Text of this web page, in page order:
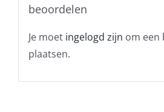
beoordelen
Je moet ingelogd zijn om een
plaatsen.